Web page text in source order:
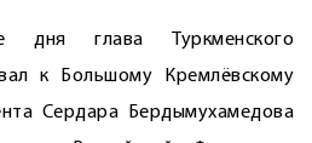
дня глава Туркменского
к Большому Кремлёвскому
Сердара Бердымухамедова